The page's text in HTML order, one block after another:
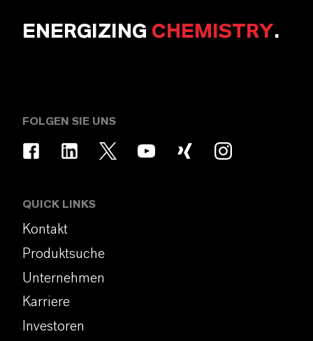
ENERGIZING CHEMISTRY.
FOLGEN SIE UNS
QUICK LINKS
Kontakt
Produktsuche
Unternehmen
Karriere
Investoren